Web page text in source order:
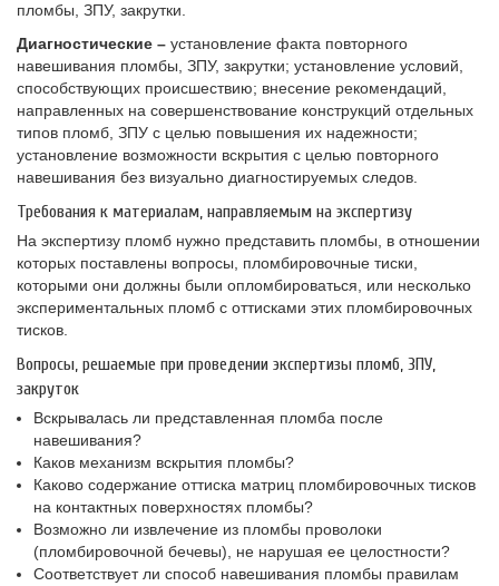
пломбы, ЗПУ, закрутки.
Диагностические – установление факта повторного
навешивания пломбы, ЗПУ, закрутки; установление условий,
способствующих происшествию; внесение рекомендаций,
направленных на совершенствование конструкций отдельных
типов пломб, ЗПУ с целью повышения их надежности;
установление возможности вскрытия с целью повторного
навешивания без визуально диагностируемых следов.
Требования к материалам, направляемым на экспертизу
На экспертизу пломб нужно представить пломбы, в отношении
которых поставлены вопросы, пломбировочные тиски,
которыми они должны были опломбироваться, или несколько
экспериментальных пломб с оттисками этих пломбировочных
тисков.
Вопросы, решаемые при проведении экспертизы пломб, ЗПУ,
закруток
Вскрывалась ли представленная пломба после
навешивания?
Каков механизм вскрытия пломбы?
Каково содержание оттиска матриц пломбировочных тисков
на контактных поверхностях пломбы?
Возможно ли извлечение из пломбы проволоки
(пломбировочной бечевы), не нарушая ее целостности?
Соответствует ли способ навешивания пломбы правилам